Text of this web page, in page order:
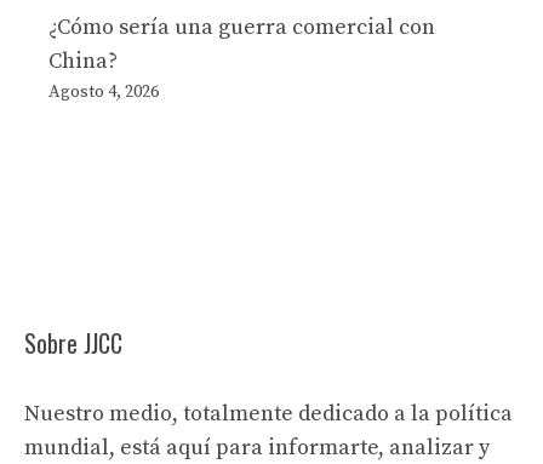
¿Cómo sería una guerra comercial con
China?
Agosto 4, 2026
Sobre JJCC
Nuestro medio, totalmente dedicado a la política
mundial, está aquí para informarte, analizar y